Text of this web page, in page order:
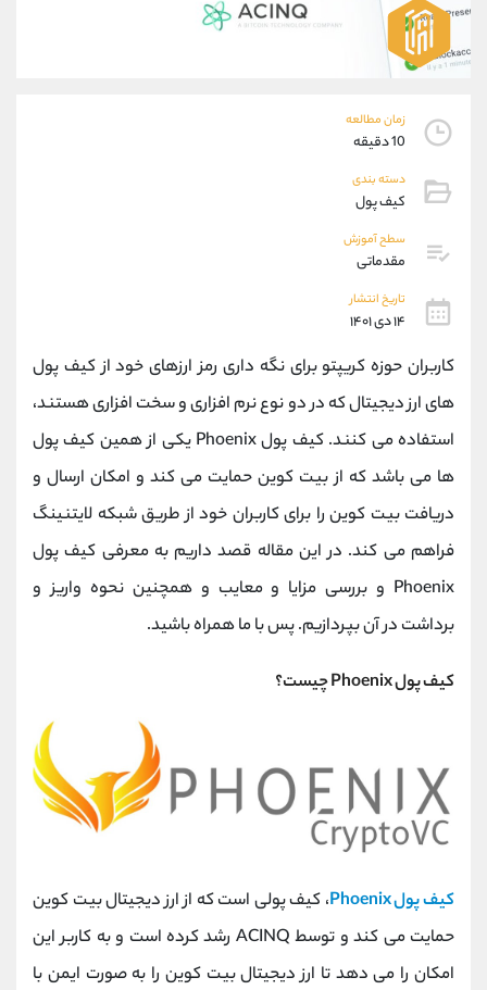
زمان مطالعه
10 دقیقه
دسته بندی
کیف پول
سطح آموزش
مقدماتی
تاریخ انتشار
۱۴ دی ۱۴۰۱
کاربران حوزه کریپتو برای نگه داری رمز ارزهای خود از کیف پول
های ارز دیجیتال که در دو نوع نرم افزاری و سخت افزاری هستند،
استفاده می کنند. کیف پول Phoenix یکی از همین کیف پول
ها می باشد که از بیت کوین حمایت می کند و امکان ارسال و
دریافت بیت کوین را برای کاربران خود از طریق شبکه لایتنینگ
فراهم می کند. در این مقاله قصد داریم به معرفی کیف پول
Phoenix و بررسی مزایا و معایب و همچنین نحوه واریز و
برداشت در آن بپردازیم. پس با ما همراه باشید.
کیف پول Phoenix چیست؟
کیف پول Phoenix
، کیف پولی است که از ارز دیجیتال بیت کوین
حمایت می کند و توسط ACINQ رشد کرده است و به کاربر این
امکان را می دهد تا ارز دیجیتال بیت کوین را به صورت ایمن با
واتساپ
تلگرام
پشتیبان فروش
موبایل
واتساپ
داخلی
اطلاعات تماس (دفتر فروش)
تلفن 021-22021030
بدون پیش شماره 90001030
اینستاگرام @alireza.mehrabii
کانال تلگرام @alirezamehrabi_com